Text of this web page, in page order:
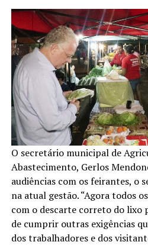
O secretário municipal de
Abastecimento, Gerlos
audiências com os feirantes, o
na atual gestão. “Agora todos
com o descarte correto do lixo
de cumprir outras exigências
dos trabalhadores e dos